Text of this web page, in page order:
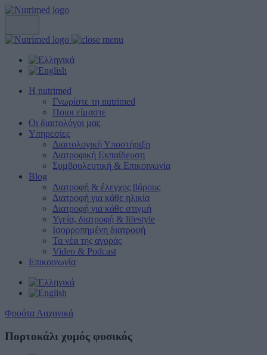
Η nutrimed
Γνωρίστε τη nutrimed
Ποιοι είμαστε
Οι διαιτολόγοι μας
Υπηρεσίες
Διαιτολογική Υποστήριξη
Διατροφική Εκπαίδευση
Συμβουλευτική & Επικοινωνία
Blog
Διατροφή & έλεγχος βάρους
Διατροφή για κάθε ηλικία
Διατροφή για κάθε στιγμή
Υγεία, διατροφή & lifestyle
Ισορροπημένη διατροφή
Τα νέα της αγοράς
Video & Podcast
Επικοινωνία
Φρούτα Λαχανικά
Πορτοκάλι χυμός φυσικός